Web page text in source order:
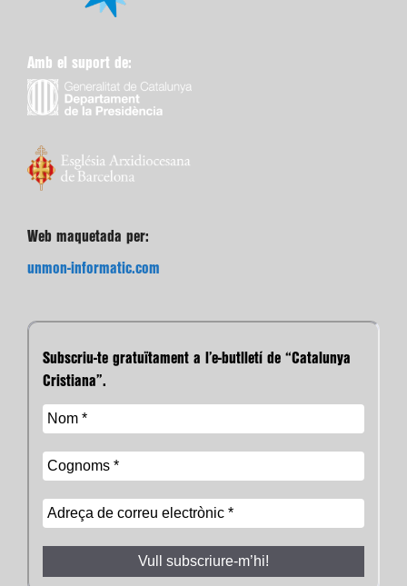
Amb el suport de:
Web maquetada per:
unmon-informatic.com
Subscriu-te gratuïtament a l’e-butlletí de “Catalunya
Cristiana”.